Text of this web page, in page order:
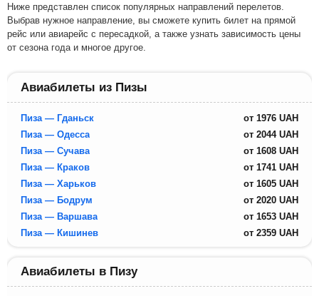
Ниже представлен список популярных направлений перелетов.
Выбрав нужное направление, вы сможете купить билет на прямой
рейс или авиарейс с пересадкой, а также узнать зависимость цены
от сезона года и многое другое.
Авиабилеты из Пизы
Пиза — Гданьск от 1976 UAH
Пиза — Одесса
от 2044 UAH
Пиза — Сучава
от 1608 UAH
Пиза — Краков
от 1741 UAH
Пиза — Харьков
от 1605 UAH
Пиза — Бодрум
от 2020 UAH
Пиза — Варшава
от 1653 UAH
Пиза — Кишинев
от 2359 UAH
Авиабилеты в Пизу